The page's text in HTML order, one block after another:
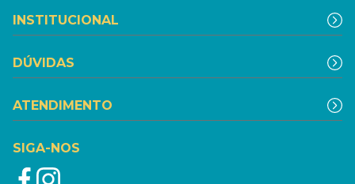
INSTITUCIONAL
DÚVIDAS
ATENDIMENTO
SIGA-NOS